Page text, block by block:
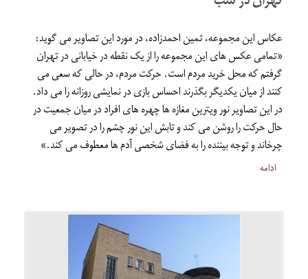
عکاس این مجموعه، ثمین احمدزاده، در مورد این تصاویر می گوید:
«تمامی عکس های این مجموعه را از یک نقطه در خیابانی در تهران
گرفتم که محل خرید مردم است. حرکت مردم، در حالی که سعی می
کنند از میان یکدیگر بگذرند احساس بازی در نمایشی روزانه را می داد.
در این تصاویر نور ویترین مغازه ها چهره های افراد در میان جمعیت در
حال حرکت را روشن می کند و تابش این نور چشم را در تصویر می
چرخاند و توجه بیننده را به فضای شخصی آدم ها معطوف می کند.»
ادامه